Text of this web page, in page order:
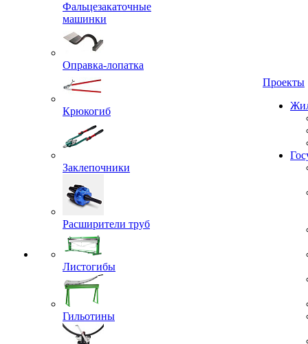
Фальцезакаточные
машинки
Оправка-лопатка
Крюкогиб
Заклепочники
Расширители труб
Листогибы
Гильотины
Проекты